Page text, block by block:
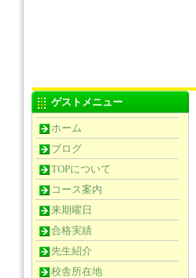
ゲストメニュー
ホーム
ブログ
TOPについて
コース案内
来期曜日
合格実績
先生紹介
校舎所在地